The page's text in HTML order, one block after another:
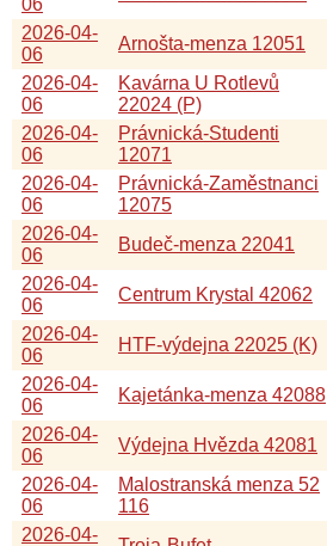
2026-04-
06
Arnošta-menza 12051
2026-04-
06
Kavárna U Rotlevů
22024 (P)
2026-04-
06
Právnická-Studenti
12071
2026-04-
06
Právnická-Zaměstnanci
12075
2026-04-
06
Budeč-menza 22041
2026-04-
06
Centrum Krystal 42062
2026-04-
06
HTF-výdejna 22025 (K)
2026-04-
06
Kajetánka-menza 42088
2026-04-
06
Výdejna Hvězda 42081
2026-04-
06
Malostranská menza 52
116
2026-04-